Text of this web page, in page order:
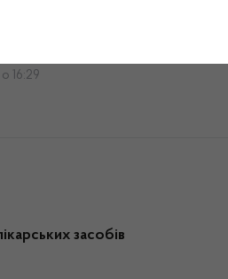
31.07.2019
16:29
засобів